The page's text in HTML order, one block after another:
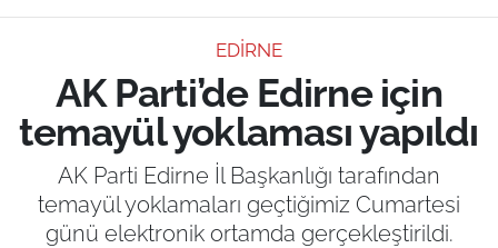
EDİRNE
AK Parti’de Edirne için
temayül yoklaması yapıldı
AK Parti Edirne İl Başkanlığı tarafından
temayül yoklamaları geçtiğimiz Cumartesi
günü elektronik ortamda gerçekleştirildi.
ASAYİŞ
SİYASET
GÜNDEM